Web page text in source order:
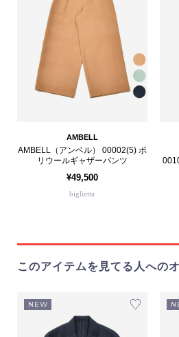
AMBELL
AMBELL（アンベル） 00002(5) ポ
リウールギャザーパンツ
¥49,500
biglietta
このアイテムを見てる人への
NEW